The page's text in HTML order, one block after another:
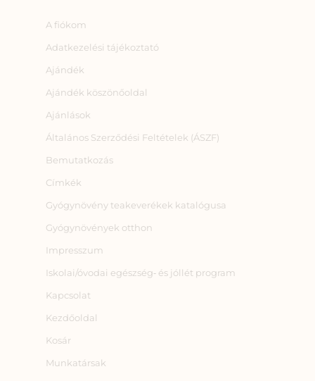
A fiókom
Adatkezelési tájékoztató
Ajándék
Ajándék köszönőoldal
Ajánlások
Általános Szerződési Feltételek (ÁSZF)
Bemutatkozás
Címkék
Gyógynövény teakeverékek katalógusa
Gyógynövények otthon
Impresszum
Iskolai/óvodai egészség‑ és jóllét program
Kapcsolat
Kezdőoldal
Kosár
Munkatársak